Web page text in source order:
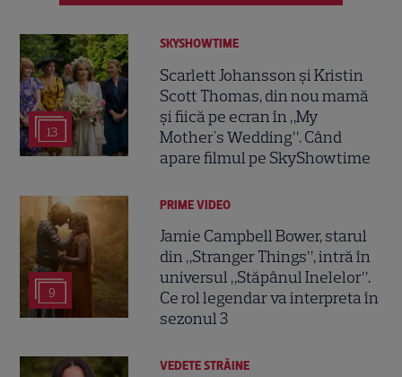
13
SKYSHOWTIME
Scarlett Johansson și Kristin
Scott Thomas, din nou mamă
și fiică pe ecran în „My
Mother's Wedding”. Când
apare filmul pe SkyShowtime
9
PRIME VIDEO
Jamie Campbell Bower, starul
din „Stranger Things”, intră în
universul „Stăpânul Inelelor”.
Ce rol legendar va interpreta în
sezonul 3
VEDETE STRĂINE